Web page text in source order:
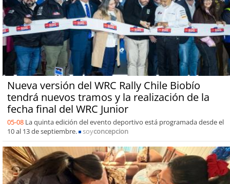
Nueva versión del WRC Rally Chile Biobío
tendrá nuevos tramos y la realización de la
fecha final del WRC Junior
05-08 La quinta edición del evento deportivo está programada desde el
10 al 13 de septiembre.
soyconcepcion